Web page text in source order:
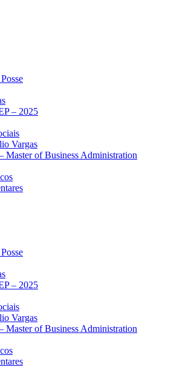
– 2025
Vargas
Master of Business Administration
– 2025
Vargas
Master of Business Administration